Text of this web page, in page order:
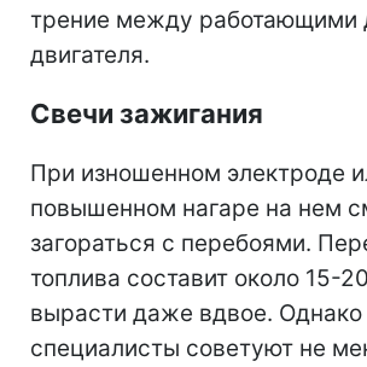
трение между работающими
двигателя.
Свечи зажигания
При изношенном электроде
повышенном нагаре на нем
загораться с перебоями.
топлива составит около 15-
вырасти даже вдвое. Однако
специалисты советуют не